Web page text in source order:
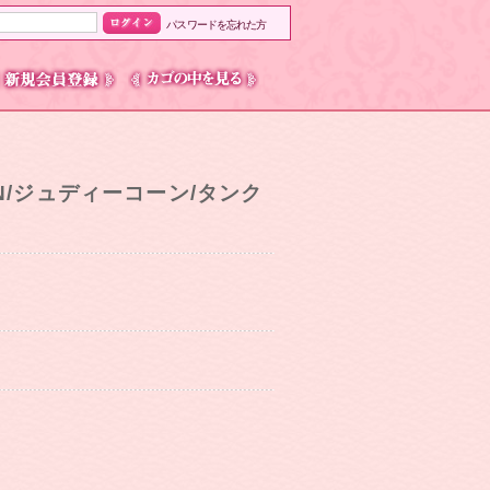
パスワードを忘れた方
ュディーコーン/タンク